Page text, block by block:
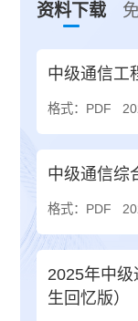
资料下载
中级通信工
格式：PDF
中级通信综
格式：PDF
2025年中
生回忆版）